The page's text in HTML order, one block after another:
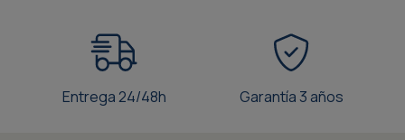
Entrega 24/48h Garantía 3 años